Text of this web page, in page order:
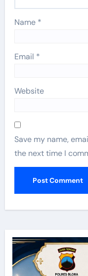
Name *
Email *
Website
Save my name,
the next time I